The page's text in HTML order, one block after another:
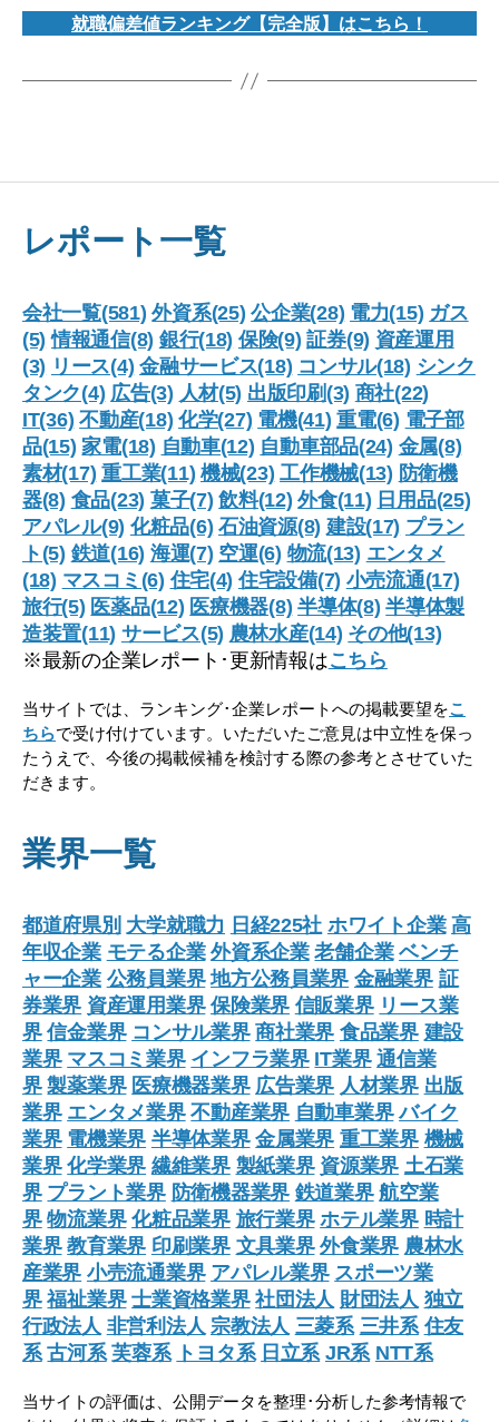
就職偏差値ランキング【完全版】はこちら！
レポート一覧
会社一覧(581) 外資系(25) 公企業(28) 電力(15) ガス
(5) 情報通信(8) 銀行(18) 保険(9) 証券(9) 資産運用
(3) リース(4) 金融サービス(18) コンサル(18) シンク
タンク(4) 広告(3) 人材(5) 出版印刷(3) 商社(22)
IT(36) 不動産(18) 化学(27) 電機(41) 重電(6) 電子部
品(15) 家電(18) 自動車(12) 自動車部品(24) 金属(8)
素材(17) 重工業(11) 機械(23) 工作機械(13) 防衛機
器(8) 食品(23) 菓子(7) 飲料(12) 外食(11) 日用品(25)
アパレル(9) 化粧品(6) 石油資源(8) 建設(17) プラン
ト(5) 鉄道(16) 海運(7) 空運(6) 物流(13) エンタメ
(18) マスコミ(6) 住宅(4) 住宅設備(7) 小売流通(17)
旅行(5) 医薬品(12) 医療機器(8) 半導体(8) 半導体製
造装置(11) サービス(5) 農林水産(14) その他(13)
※最新の企業レポート･更新情報はこちら
当サイトでは、ランキング･企業レポートへの掲載要望をこ
ちらで受け付けています。いただいたご意見は中立性を保っ
たうえで、今後の掲載候補を検討する際の参考とさせていた
だきます。
業界一覧
都道府県別 大学就職力 日経225社 ホワイト企業 高
年収企業 モテる企業 外資系企業 老舗企業 ベンチ
ャー企業 公務員業界 地方公務員業界 金融業界 証
券業界 資産運用業界 保険業界 信販業界 リース業
界 信金業界 コンサル業界 商社業界 食品業界 建設
業界 マスコミ業界 インフラ業界 IT業界 通信業
界 製薬業界 医療機器業界 広告業界 人材業界 出版
業界 エンタメ業界 不動産業界 自動車業界 バイク
業界 電機業界 半導体業界 金属業界 重工業界 機械
業界 化学業界 繊維業界 製紙業界 資源業界 土石業
界 プラント業界 防衛機器業界 鉄道業界 航空業
界 物流業界 化粧品業界 旅行業界 ホテル業界 時計
業界 教育業界 印刷業界 文具業界 外食業界 農林水
産業界 小売流通業界 アパレル業界 スポーツ業
界 福祉業界 士業資格業界 社団法人 財団法人 独立
行政法人 非営利法人 宗教法人 三菱系 三井系 住友
系 古河系 芙蓉系 トヨタ系 日立系 JR系 NTT系
当サイトの評価は、公開データを整理･分析した参考情報で